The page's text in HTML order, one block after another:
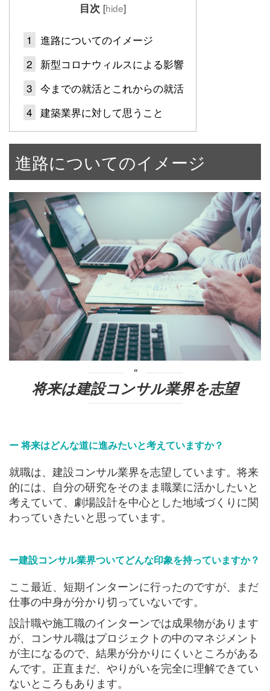
目次 [hide]
1
進路についてのイメージ
2 新型コロナウィルスによる影響
3 今までの就活とこれからの就活
4 建築業界に対して思うこと
進路についてのイメージ
将来は建設コンサル業界を志望
ー 将来はどんな道に進みたいと考えていますか？
就職は、建設コンサル業界を志望しています。将来
的には、自分の研究をそのまま職業に活かしたいと
考えていて、劇場設計を中心とした地域づくりに関
わっていきたいと思っています。
ー建設コンサル業界ついてどんな印象を持っていますか？
ここ最近、短期インターンに行ったのですが、まだ
仕事の中身が分かり切っていないです。
設計職や施工職のインターンでは成果物があります
が、コンサル職はプロジェクトの中のマネジメント
が主になるので、結果が分かりにくいところがある
んです。正直まだ、やりがいを完全に理解できてい
ないところもあります。